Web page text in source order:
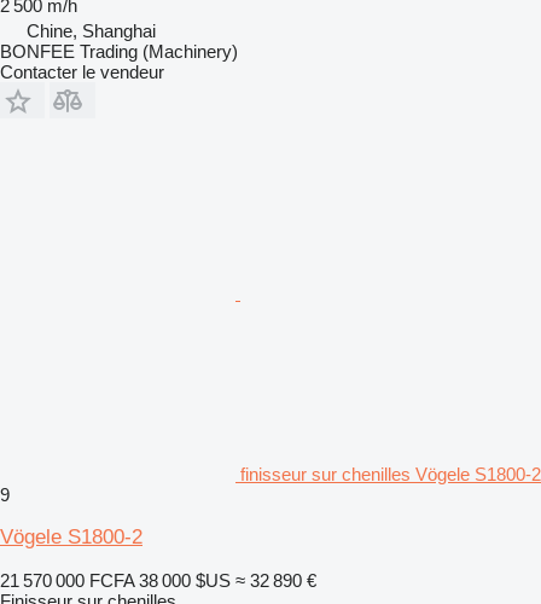
2 500 m/h
Chine, Shanghai
BONFEE Trading (Machinery)
Contacter le vendeur
finisseur sur chenilles Vögele S1800-2
9
Vögele S1800-2
21 570 000 FCFA 38 000 $US ≈ 32 890 €